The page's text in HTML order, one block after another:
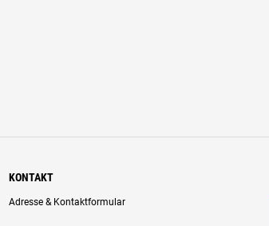
KONTAKT
Adresse & Kontaktformular